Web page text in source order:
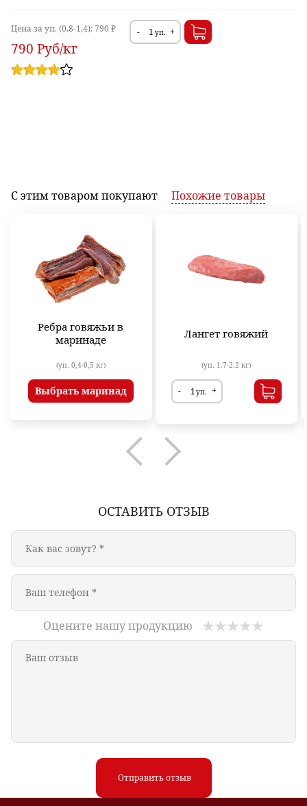
Цена за уп. (0,8-1,4):790 ₽
790 Руб/кг
- +
уп.
С этим товаромпокупают Похожие товары
Ребра говяжьи в
маринаде
(уп. 0,4-0,5 кг)
Выбрать маринад
Лангет говяжий
(уп. 1.7-2.2 кг)
- +
уп.
ОСТАВИТЬ ОТЗЫВ
Оцените нашу продукцию
Отправить отзыв